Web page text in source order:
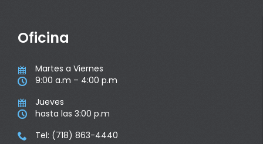
Oficina
 Martes a Viernes
 9:00 a.m – 4:00 p.m
 Jueves
 hasta las 3:00 p.m
 Tel: (718) 863-4440